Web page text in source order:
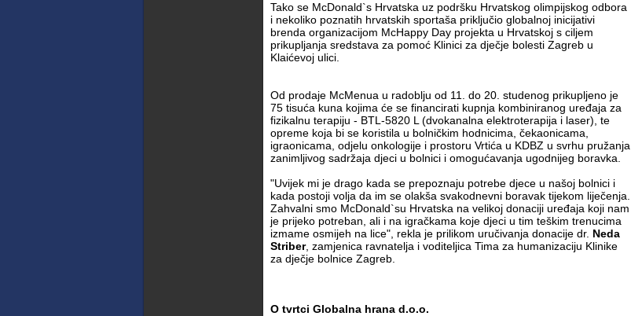
Tako se McDonald`s Hrvatska uz podršku Hrvatskog olimpijskog odbora
i nekoliko poznatih hrvatskih sportaša priključio globalnoj inicijativi
brenda organizacijom McHappy Day projekta u Hrvatskoj s ciljem
prikupljanja sredstava za pomoć Klinici za dječje bolesti Zagreb u
Klaićevoj ulici.
Od prodaje McMenua u radoblju od 11. do 20. studenog prikupljeno je
75 tisuća kuna kojima će se financirati kupnja kombiniranog uređaja za
fizikalnu terapiju - BTL-5820 L (dvokanalna elektroterapija i laser), te
opreme koja bi se koristila u bolničkim hodnicima, čekaonicama,
igraonicama, odjelu onkologije i prostoru Vrtića u KDBZ u svrhu pružanja
zanimljivog sadržaja djeci u bolnici i omogućavanja ugodnijeg boravka.
"Uvijek mi je drago kada se prepoznaju potrebe djece u našoj bolnici i
kada postoji volja da im se olakša svakodnevni boravak tijekom liječenja.
Zahvalni smo McDonald`su Hrvatska na velikoj donaciji uređaja koji nam
je prijeko potreban, ali i na igračkama koje djeci u tim teškim trenucima
izmame osmijeh na lice", rekla je prilikom uručivanja donacije dr. Neda
Striber, zamjenica ravnatelja i voditeljica Tima za humanizaciju Klinike
za dječje bolnice Zagreb.
O tvrtci Globalna hrana d.o.o.